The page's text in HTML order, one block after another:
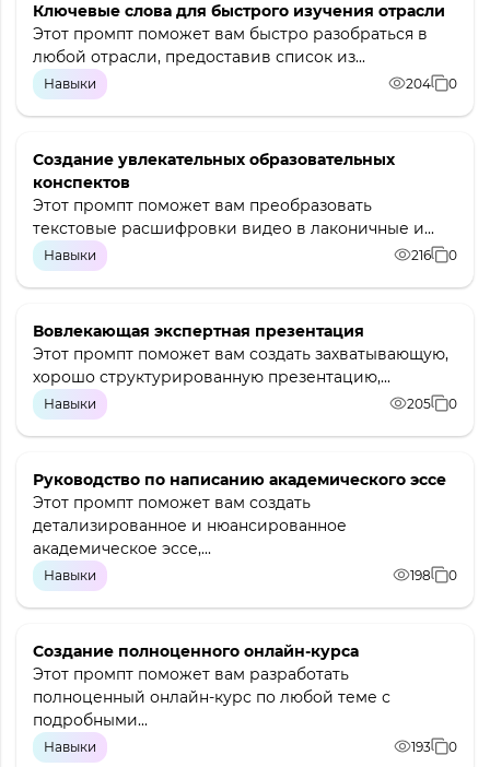
Ключевые слова для быстрого изучения отрасли
Этот промпт поможет вам быстро разобраться в
любой отрасли, предоставив список из...
Навыки 204 0
Создание увлекательных образовательных
конспектов
Этот промпт поможет вам преобразовать
текстовые расшифровки видео в лаконичные и...
Навыки 216 0
Вовлекающая экспертная презентация
Этот промпт поможет вам создать захватывающую,
хорошо структурированную презентацию,...
Навыки 205 0
Руководство по написанию академического эссе
Этот промпт поможет вам создать
детализированное и нюансированное
академическое эссе,...
Навыки 198 0
Создание полноценного онлайн-курса
Этот промпт поможет вам разработать
полноценный онлайн-курс по любой теме с
подробными...
Навыки 193 0